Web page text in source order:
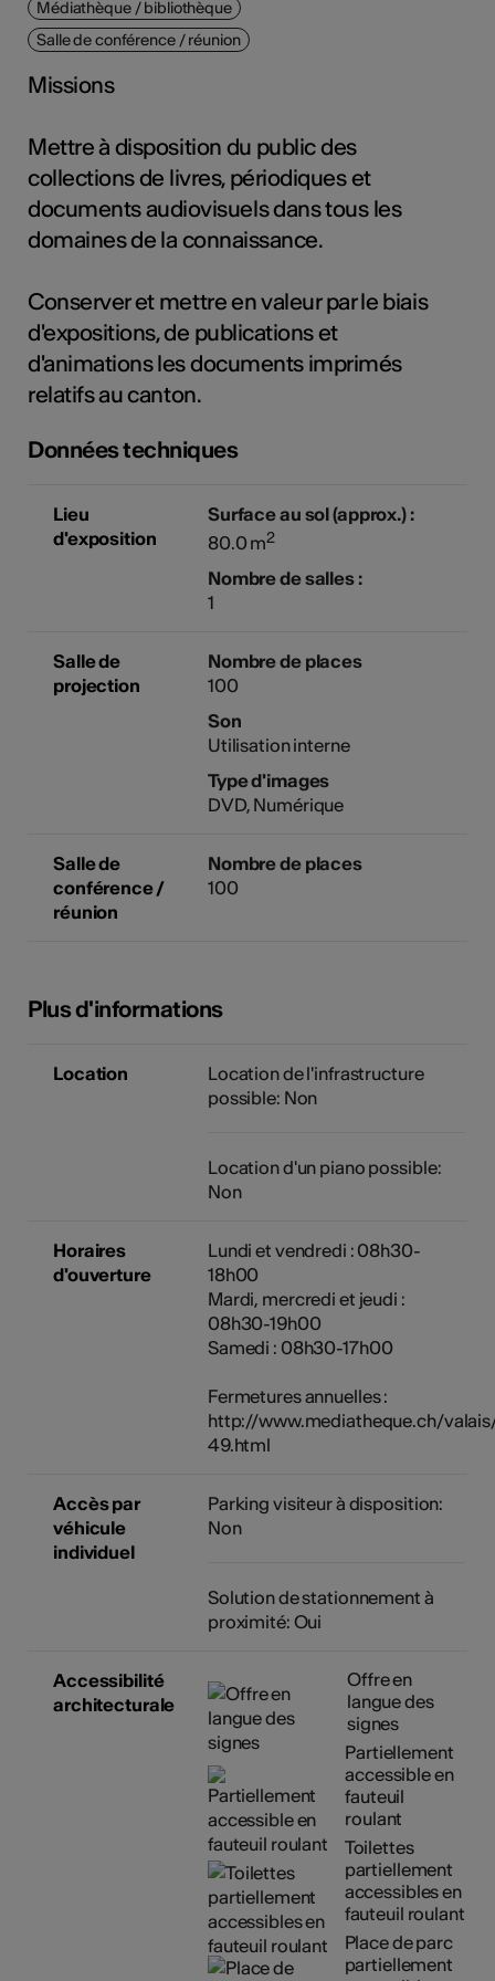
Médiathèque / bibliothèque
Salle de conférence / réunion
Missions
Mettre à disposition du public des
collections de livres, périodiques et
documents audiovisuels dans tous les
domaines de la connaissance.
Conserver et mettre en valeur par le biais
d'expositions, de publications et
d'animations les documents imprimés
relatifs au canton.
Données techniques
Lieu
d'exposition
Surface au sol (approx.) :
80.0 m2
Nombre de salles :
1
Salle de
projection
Nombre de places
100
Son
Utilisation interne
Type d'images
DVD, Numérique
Salle de
conférence /
réunion
Nombre de places
100
Plus d'informations
Location
Location de l'infrastructure
possible: Non
Location d'un piano possible:
Non
Horaires
d'ouverture
Lundi et vendredi : 08h30-
18h00
Mardi, mercredi et jeudi :
08h30-19h00
Samedi : 08h30-17h00
Fermetures annuelles :
http://www.mediatheque.ch/
49.html
Accès par
véhicule
individuel
Parking visiteur à disposition:
Non
Solution de stationnement à
proximité: Oui
Accessibilité
architecturale
Offre en
langue des
signes
Partiellement
accessible en
fauteuil
roulant
Toilettes
partiellement
accessibles en
fauteuil roulant
Place de parc
partiellement